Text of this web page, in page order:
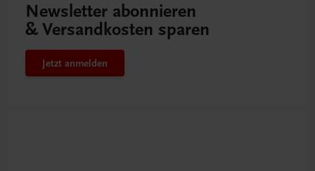
Newsletter abonnieren
& Versandkosten sparen
Jetzt anmelden